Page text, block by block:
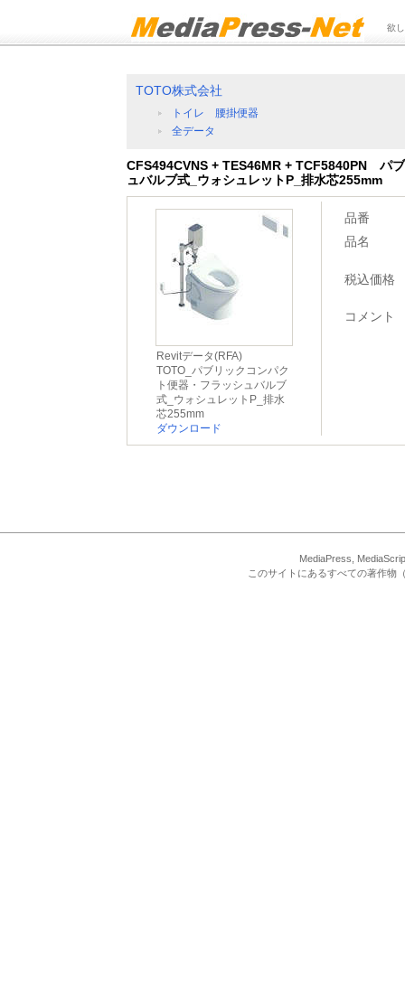
欲
TOTO株式会社
トイレ 腰掛便器
全データ
CFS494CVNS + TES46MR + TCF5840PN パ
ュバルブ式_ウォシュレットP_排水芯255mm
Revitデータ(RFA)
TOTO_パブリックコンパク
ト便器・フラッシュバルブ
式_ウォシュレットP_排水
芯255mm
ダウンロード
品番
品名
税込価格
コメント
MediaPress,
このサイトにあるすべての著作物